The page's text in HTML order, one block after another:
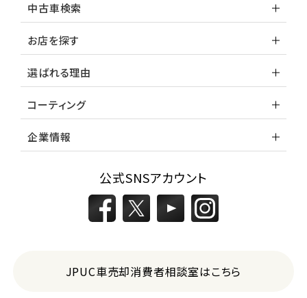
中古車検索
お店を探す
選ばれる理由
コーティング
企業情報
公式SNSアカウント
JPUC車売却消費者相談室はこちら